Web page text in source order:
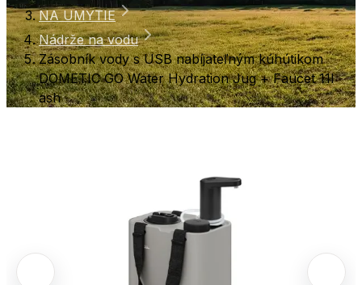
NA UMYTIE
Nádrže na vodu
Zásobník vody s USB nabíjateľným kúhútikom
DOMETIC GO Water Hydration Jug + Faucet 11l
ash